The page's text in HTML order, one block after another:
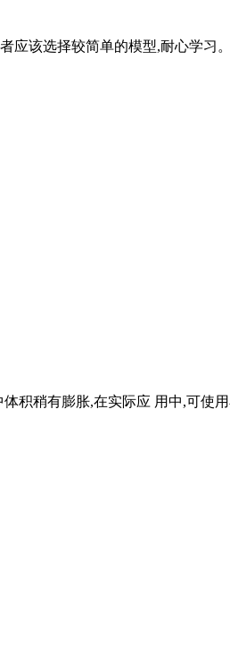
应该选择较简单的模型,耐心学习
积稍有膨胀,在实际应 用中,可使